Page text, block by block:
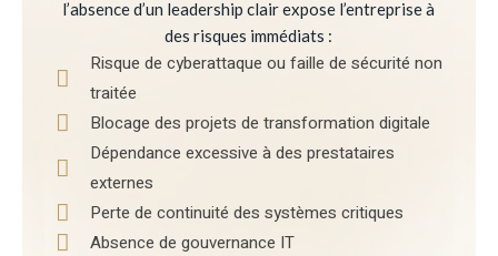
l’absence d’un leadership clair expose l’entreprise à
des risques immédiats :
Risque de cyberattaque ou faille de sécurité non
traitée
Blocage des projets de transformation digitale
Dépendance excessive à des prestataires
externes
Perte de continuité des systèmes critiques
Absence de gouvernance IT